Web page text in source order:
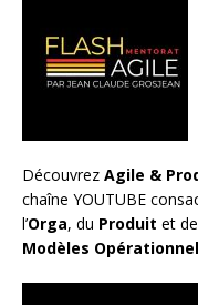
Découvrez Agile &
chaîne YOUTUBE
l’Orga, du Produit et de
Modèles